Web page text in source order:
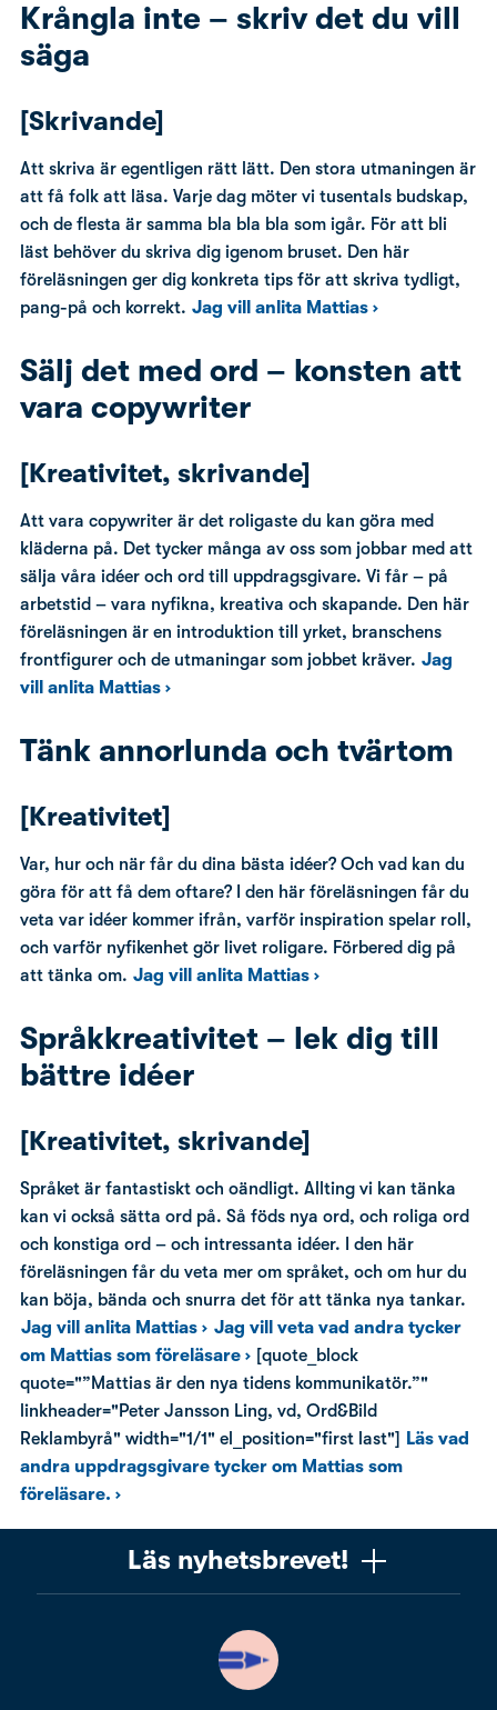
Krångla inte – skriv det du vill
säga
[Skrivande]
Att skriva är egentligen rätt lätt. Den stora utmaningen är
att få folk att läsa. Varje dag möter vi tusentals budskap,
och de flesta är samma bla bla bla som igår. För att bli
läst behöver du skriva dig igenom bruset. Den här
föreläsningen ger dig konkreta tips för att skriva tydligt,
pang-på och korrekt. Jag vill anlita Mattias ›
Sälj det med ord – konsten att
vara copywriter
[Kreativitet, skrivande]
Att vara copywriter är det roligaste du kan göra med
kläderna på. Det tycker många av oss som jobbar med att
sälja våra idéer och ord till uppdragsgivare. Vi får – på
arbetstid – vara nyfikna, kreativa och skapande. Den här
föreläsningen är en introduktion till yrket, branschens
frontfigurer och de utmaningar som jobbet kräver. Jag
vill anlita Mattias ›
Tänk annorlunda och tvärtom
[Kreativitet]
Var, hur och när får du dina bästa idéer? Och vad kan du
göra för att få dem oftare? I den här föreläsningen får du
veta var idéer kommer ifrån, varför inspiration spelar roll,
och varför nyfikenhet gör livet roligare. Förbered dig på
att tänka om. Jag vill anlita Mattias ›
Språkkreativitet – lek dig till
bättre idéer
[Kreativitet, skrivande]
Språket är fantastiskt och oändligt. Allting vi kan tänka
kan vi också sätta ord på. Så föds nya ord, och roliga ord
och konstiga ord – och intressanta idéer. I den här
föreläsningen får du veta mer om språket, och om hur du
kan böja, bända och snurra det för att tänka nya tankar.
Jag vill anlita Mattias › Jag vill veta vad andra tycker
om Mattias som föreläsare › [quote_block
quote="”Mattias är den nya tidens kommunikatör.”"
linkheader="Peter Jansson Ling, vd, Ord&Bild
Reklambyrå" width="1/1" el_position="first last"]
Läs vad
andra uppdragsgivare tycker om Mattias som
föreläsare. ›
Läs nyhetsbrevet!
Ta chansen! Det är jag (Mattias) som skriver det, och
när du läser får du knep, verktyg och tankar som gör